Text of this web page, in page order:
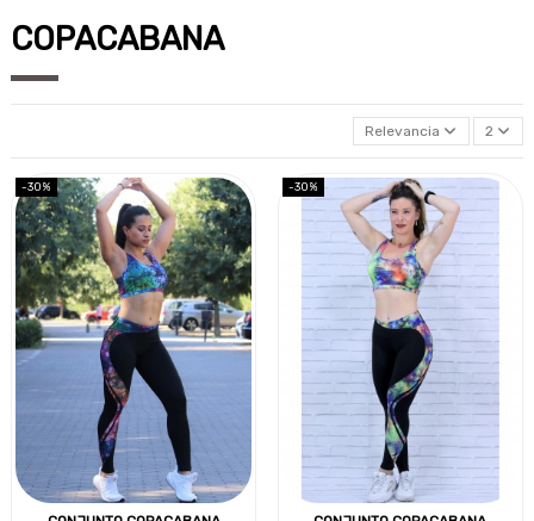
COPACABANA
Relevancia 2
-30% -30%